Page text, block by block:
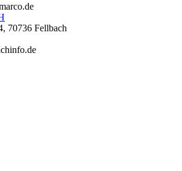
70736 Fellbach